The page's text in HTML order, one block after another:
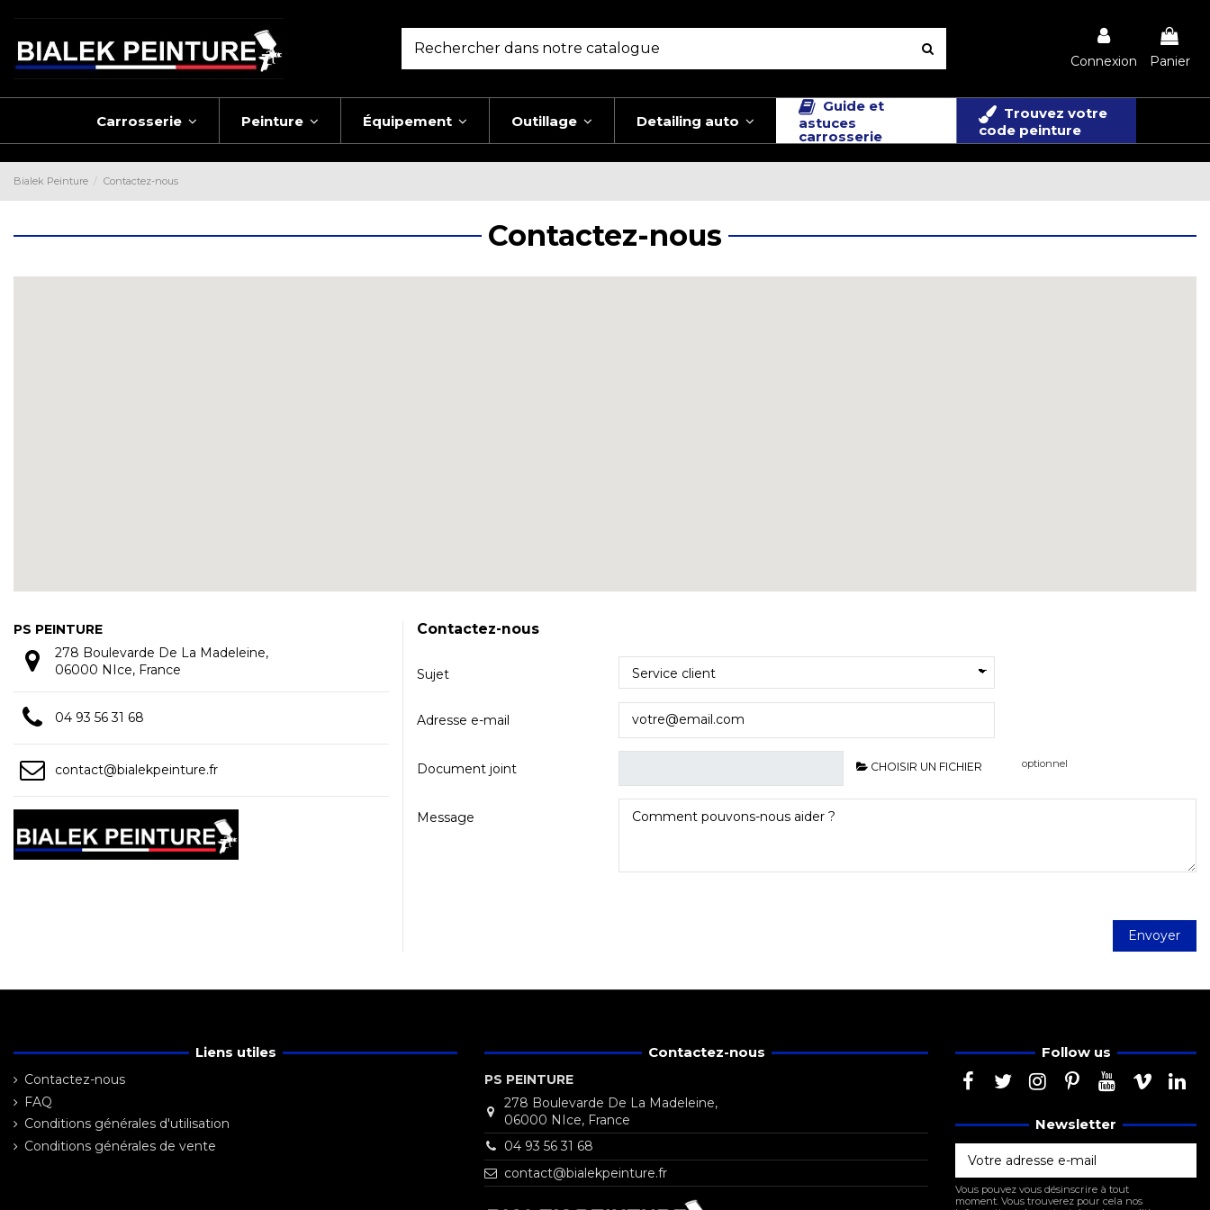
Connexion Panier
Carrosserie Peinture Équipement Outillage Detailing auto
Guide et
astuces
carrosserie
Trouvez votre
code peinture
Bialek Peinture Contactez-nous
Contactez-nous
PS PEINTURE
278 Boulevarde De La Madeleine,
06000 NIce, France
04 93 56 31 68
contact@bialekpeinture.fr
Contactez-nous
Sujet
Adresse e-mail
Document joint CHOISIR UN FICHIER optionnel
Message
Liens utiles
Contactez-nous
FAQ
Conditions générales d'utilisation
Conditions générales de vente
Contactez-nous
PS PEINTURE
278 Boulevarde De La Madeleine,
06000 NIce, France
04 93 56 31 68
contact@bialekpeinture.fr
Follow us
Newsletter
Vous pouvez vous désinscrire à tout
moment. Vous trouverez pour cela nos